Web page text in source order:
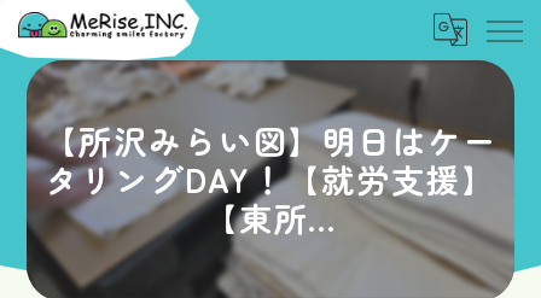
【所沢みらい図】明日はケー
タリングDAY！【就労支援】
【東所...